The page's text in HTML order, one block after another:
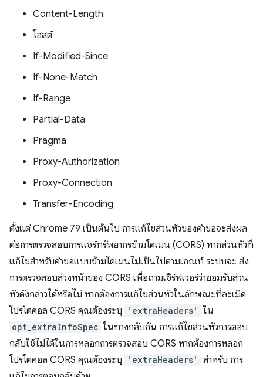
Content-Length
โฮสต์
If-Modified-Since
If-None-Match
If-Range
Partial-Data
Pragma
Proxy-Authorization
Proxy-Connection
Transfer-Encoding
ตั้งแต่ Chrome 79 เป็นต้นไป การแก้ไขส่วนหัวของคำขอจะส่งผล
ต่อการตรวจสอบการแชร์ทรัพยากรข้ามโดเมน (CORS) หากส่วนหัวที่
แก้ไขสำหรับคำขอแบบข้ามโดเมนไม่เป็นไปตามเกณฑ์ ระบบจะ ส่ง
การตรวจสอบล่วงหน้าของ CORS เพื่อถามเซิร์ฟเวอร์ว่ายอมรับส่วน
หัวดังกล่าวได้หรือไม่ หากต้องการแก้ไขส่วนหัวในลักษณะที่ละเมิด
โปรโตคอล CORS คุณต้องระบุ
'extraHeaders' ใน
opt_extraInfoSpec ในทางกลับกัน การแก้ไขส่วนหัวการตอบ
กลับใช้ไม่ได้ในการหลอกการตรวจสอบ CORS หากต้องการหลอก
โปรโตคอล CORS คุณต้องระบุ
'extraHeaders'
สำหรับ การ